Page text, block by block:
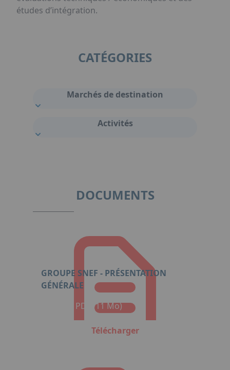
études d’intégration.
CATÉGORIES
Marchés de destination
Activités
DOCUMENTS
GROUPE SNEF - PRÉSENTATION
GÉNÉRALE
Format : PDF (11 Mo)
Télécharger